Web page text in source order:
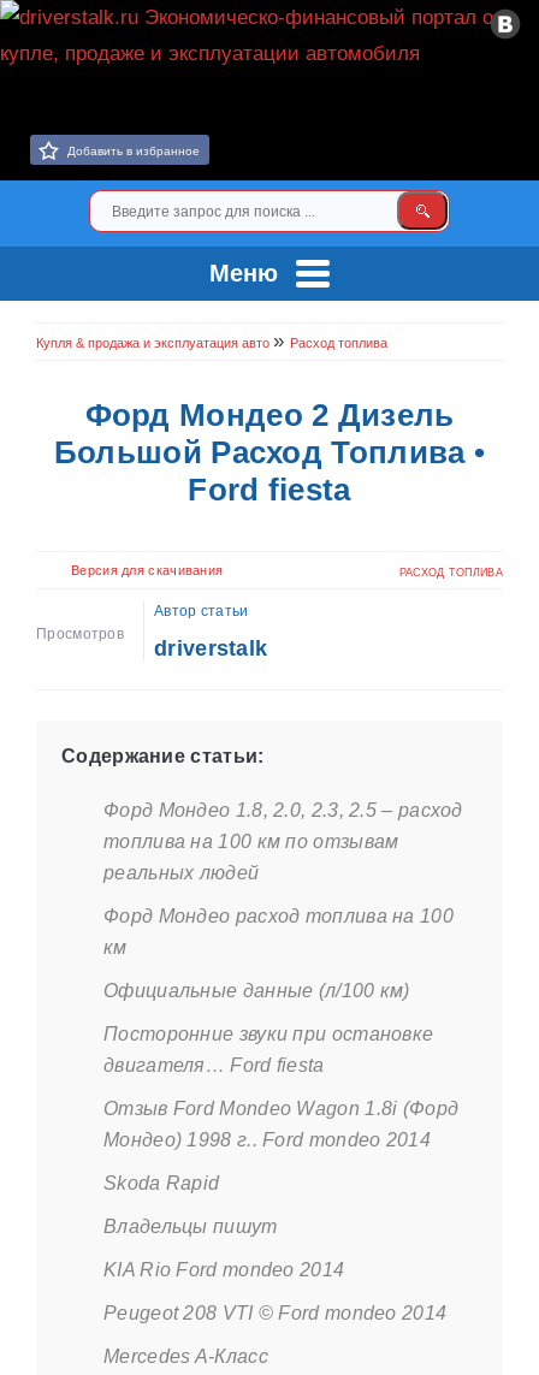
Добавить в избранное
Меню
Купля & продажа и эксплуатация авто » Расход топлива
Форд Мондео 2 Дизель
Большой Расход Топлива •
Ford fiesta
Версия для скачивания РАСХОД ТОПЛИВА
Просмотров
Автор статьи
driverstalk
Содержание статьи:
Форд Мондео 1.8, 2.0, 2.3, 2.5 – расход
топлива на 100 км по отзывам
реальных людей
Форд Мондео расход топлива на 100
км
Официальные данные (л/100 км)
Посторонние звуки при остановке
двигателя… Ford fiesta
Отзыв Ford Mondeo Wagon 1.8i (Форд
Мондео) 1998 г.. Ford mondeo 2014
Skoda Rapid
Владельцы пишут
KIA Rio Ford mondeo 2014
Peugeot 208 VTI © Ford mondeo 2014
Mercedes A-Класс